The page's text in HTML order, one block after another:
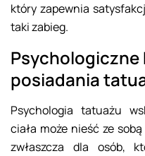
który zapewnia
taki zabieg.
Psychologiczne
posiadania
Psychologia tatuażu
ciała może nieść ze
zwłaszcza dla osób,